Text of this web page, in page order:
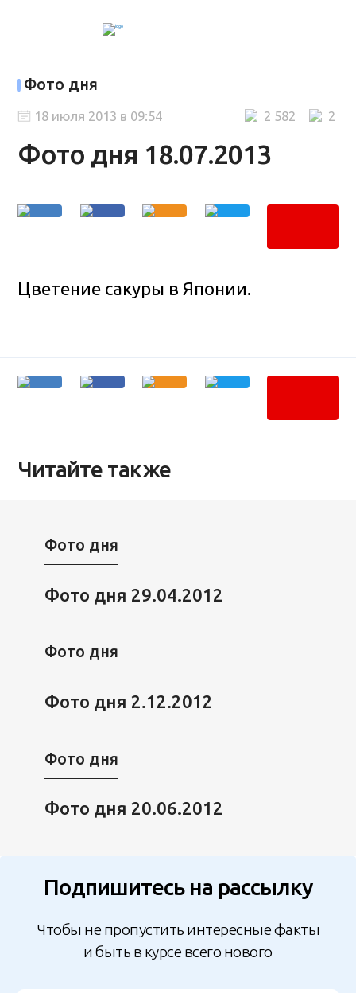
Фото дня
Фото дня 18.07.2013
2
2 582
18 июля 2013 в 09:54
Цветение сакуры в Японии.
Читайте также
Фото дня
Фото дня 29.04.2012
Фото дня
Фото дня 2.12.2012
Фото дня
Фото дня 20.06.2012
Подпишитесь на рассылку
Чтобы не пропустить интересные факты
и быть в курсе всего нового